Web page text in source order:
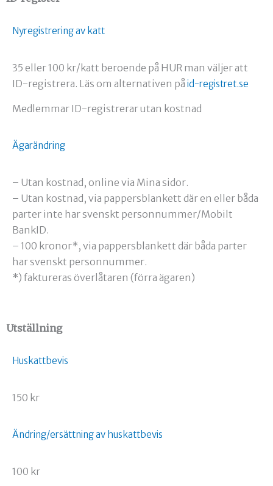
Nyregistrering av katt
35 eller 100 kr/katt beroende på HUR man väljer att
ID-registrera. Läs om alternativen på id-registret.se
Medlemmar ID-registrerar utan kostnad
Ägarändring
– Utan kostnad, online via Mina sidor.
– Utan kostnad, via pappersblankett där en eller båda
parter inte har svenskt personnummer/Mobilt
BankID.
– 100 kronor*, via pappersblankett där båda parter
har svenskt personnummer.
*) faktureras överlåtaren (förra ägaren)
Utställning
Huskattbevis
150 kr
Ändring/ersättning av huskattbevis
100 kr